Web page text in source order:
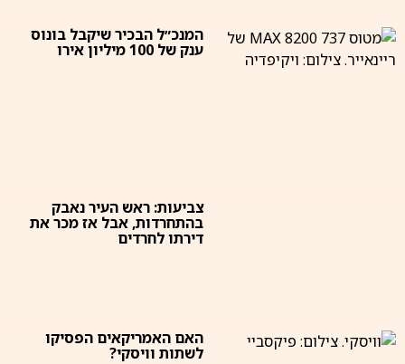
המנכ״ל הבכיר שיקבל בונוס
ענק של 100 מיליון אירו
צביעות: ראש העיר נאבק
בהתחרדות, אבל אז מכר את
דירתו לחרדים
האם האמריקאים הפסיקו
לשתות וויסקי?